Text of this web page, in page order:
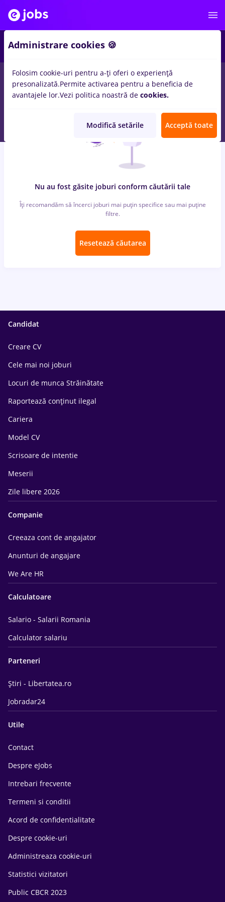
locuri de muncatoatein Remote (de acasa)
Nu au fost găsite joburi conform căutării tale
Îți recomandăm să încerci joburi mai puțin specifice sau mai puține
filtre.
Resetează căutarea
Candidat
Creare CV
Cele mai noi joburi
Locuri de munca Străinătate
Raportează conținut ilegal
Cariera
Model CV
Scrisoare de intentie
Meserii
Zile libere 2026
Companie
Creeaza cont de angajator
Anunturi de angajare
We Are HR
Calculatoare
Salario - Salarii Romania
Calculator salariu
Parteneri
Știri - Libertatea.ro
Jobradar24
Utile
Contact
Despre eJobs
Intrebari frecvente
Termeni si conditii
Acord de confidentialitate
Despre cookie-uri
Administreaza cookie-uri
Statistici vizitatori
Public CBCR 2023
Administrare cookies 🍪
Folosim cookie-uri pentru a-ți oferi o experiență
presonalizată.Permite activarea pentru a beneficia de
avantajele lor.Vezi politica noastră de cookies.
Modifică setările Acceptă toate